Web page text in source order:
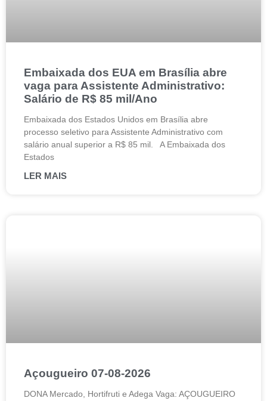
Embaixada dos EUA em Brasília abre
vaga para Assistente Administrativo:
Salário de R$ 85 mil/Ano
Embaixada dos Estados Unidos em Brasília abre
processo seletivo para Assistente Administrativo com
salário anual superior a R$ 85 mil. A Embaixada dos
Estados
LER MAIS
Açougueiro 07-08-2026
DONA Mercado, Hortifruti e Adega Vaga: AÇOUGUEIRO